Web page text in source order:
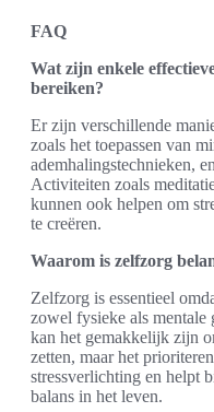
FAQ
Wat zijn enkele
bereiken?
Er zijn verschillende
zoals het toepassen van
ademhalingstechnieken,
Activiteiten zoals
kunnen ook helpen om
te creëren.
Waarom is zelfzorg
Zelfzorg is essentieel
zowel fysieke als
kan het gemakkelijk zijn
zetten, maar het
stressverlichting en helpt
balans in het leven.